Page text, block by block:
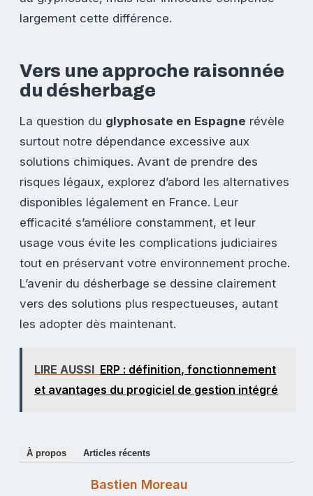
largement cette différence.
Vers une approche raisonnée
du désherbage
La question du glyphosate en Espagne révèle
surtout notre dépendance excessive aux
solutions chimiques. Avant de prendre des
risques légaux, explorez d’abord les alternatives
disponibles légalement en France. Leur
efficacité s’améliore constamment, et leur
usage vous évite les complications judiciaires
tout en préservant votre environnement proche.
L’avenir du désherbage se dessine clairement
vers des solutions plus respectueuses, autant
les adopter dès maintenant.
LIRE AUSSI ERP : définition, fonctionnement
et avantages du progiciel de gestion intégré
À propos Articles récents
Bastien Moreau